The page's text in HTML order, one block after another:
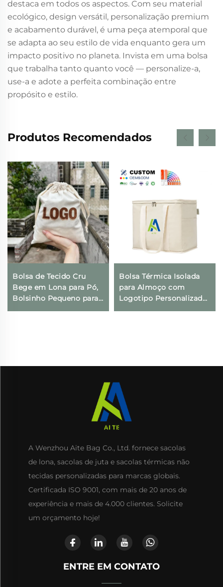
destaca em todos os aspectos. Com seu material
ecológico, design versátil, personalização premium
e acabamento durável, é uma peça atemporal que
se adapta ao seu estilo de vida enquanto gera um
impacto positivo no planeta. Invista em uma bolsa
que trabalha tanto quanto você — personalize-a,
use-a e adote a perfeita combinação entre
propósito e estilo.
Produtos Recomendados
Bolsa de Tecido Cru
Bege em Lona para Pó,
Bolsinho Pequeno para
Presentes com
Atividades ao Ar Livre
Bolsa Térmica Isolada
para Almoço com
Logotipo Personalizado,
Térmica, Dobrável, para
A Wenzhou Aite Bag Co., Ltd. fornece sacolas
de lona, sacolas de juta e sacolas térmicas não
tecidas personalizadas para marcas globais.
Certificada ISO 9001, com mais de 20 anos de
experiência e mais de 4.000 clientes. Solicite
um orçamento hoje!
ENTRE EM CONTATO